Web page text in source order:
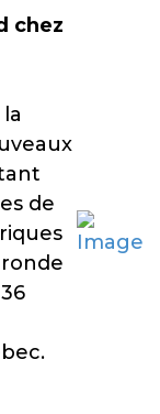
chez
de